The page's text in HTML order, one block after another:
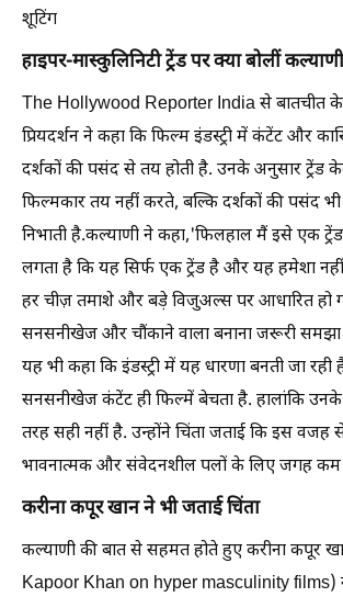
शूटिंग
हाइपर-मास्कुलिनिटी ट्रेंड पर क्या बोलीं कल्याणी
The Hollywood Reporter India से बातचीत के
प्रियदर्शन ने कहा कि फिल्म इंडस्ट्री में कंटेंट और
दर्शकों की पसंद से तय होती है. उनके अनुसार ट्रेंड
फिल्मकार तय नहीं करते, बल्कि दर्शकों की पसंद
निभाती है.कल्याणी ने कहा,'फिलहाल मैं इसे एक
लगता है कि यह सिर्फ एक ट्रेंड है और यह हमेशा
हर चीज़ तमाशे और बड़े विजुअल्स पर आधारित हो
सनसनीखेज और चौंकाने वाला बनाना जरूरी समझा
यह भी कहा कि इंडस्ट्री में यह धारणा बनती जा
सनसनीखेज कंटेंट ही फिल्में बेचता है. हालांकि
तरह सही नहीं है. उन्होंने चिंता जताई कि इस वजह
भावनात्मक और संवेदनशील पलों के लिए जगह कम
करीना कपूर खान ने भी जताई चिंता
कल्याणी की बात से सहमत होते हुए करीना कपूर
Kapoor Khan on hyper masculinity